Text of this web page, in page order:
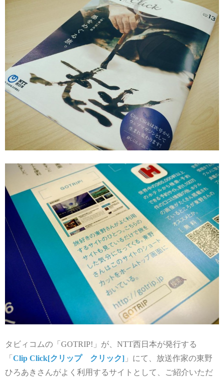
タビィコムの「GOTRIP!」が、NTT西日本が発行する
「 Clip Click[クリップ クリック] 」にて、放送作家の東野
ひろあきさんがよく利用するサイトとして、ご紹介いただ